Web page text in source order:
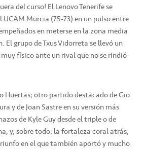
del curso! El Lenovo Tenerife se
UCAM Murcia (75-73) en un pulso entre
en meterse en la zona media
grupo de Txus Vidorreta se llevó un
físico ante un rival que no se rindió
Huertas; otro partido destacado de Gio
y de Joan Sastre en su versión más
de Kyle Guy desde el triple o de
y, sobre todo, la fortaleza coral atrás,
en el que también aportó y mucho